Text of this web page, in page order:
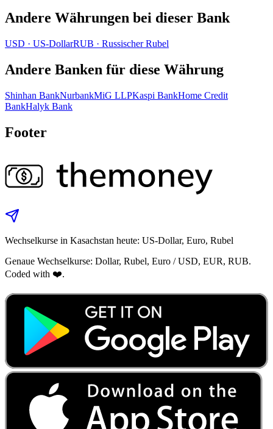
Andere Währungen bei dieser Bank
USD · US‑DollarRUB · Russischer Rubel
Andere Banken für diese Währung
Shinhan BankNurbankMiG LLPKaspi BankHome Credit
BankHalyk Bank
Footer
Wechselkurse in Kasachstan heute: US‑Dollar, Euro, Rubel
Genaue Wechselkurse: Dollar, Rubel, Euro / USD, EUR, RUB.
Coded with ❤️.